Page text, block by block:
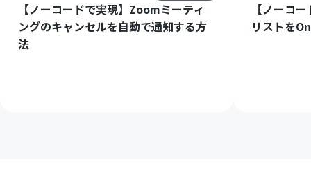
【ノーコードで実現】Zoomミーティ
ングのキャンセルを自動で通知する方
法
【ノーコ
リストを